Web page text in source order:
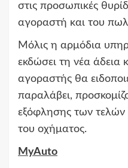
στις προσωπικές
αγοραστή και του
Μόλις η αρμόδια
εκδώσει τη νέα άδεια
αγοραστής θα
παραλάβει,
εξόφλησης των τελών
του οχήματος.
MyAuto